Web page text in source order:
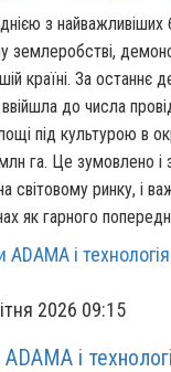
з найважливіших
землеробстві,
країні. За останнє
до числа
під культурою в
га. Це зумовлено і
світовому ринку, і
як гарного
2026 09:15
і